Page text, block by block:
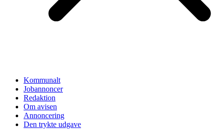
Kommunalt
Jobannoncer
Redaktion
Om avisen
Annoncering
Den trykte udgave